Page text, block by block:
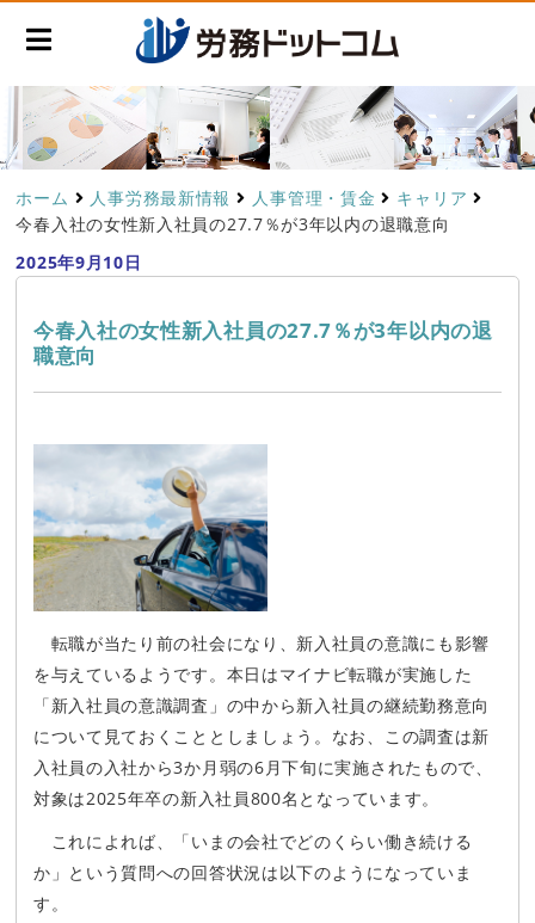
ホーム 人事労務最新情報 人事管理・賃金
キャリア
今春入社の女性新入社員の27.7％が3年以内の退職意向
2025年9月10日
今春入社の女性新入社員の27.7％が3年以内の退
職意向
転職が当たり前の社会になり、新入社員の意識にも影響
を与えているようです。本日はマイナビ転職が実施した
「新入社員の意識調査」の中から新入社員の継続勤務意向
について見ておくこととしましょう。なお、この調査は新
入社員の入社から3か月弱の6月下旬に実施されたもので、
対象は2025年卒の新入社員800名となっています。
これによれば、「いまの会社でどのくらい働き続ける
か」という質問への回答状況は以下のようになっていま
す。